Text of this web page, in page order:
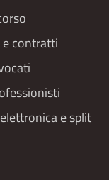
e contratti
e split